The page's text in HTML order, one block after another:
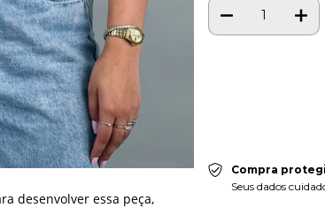
desenvolver essa peça,
Compra
Seus dados